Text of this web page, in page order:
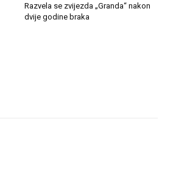
Razvela se zvijezda „Granda“ nakon
dvije godine braka